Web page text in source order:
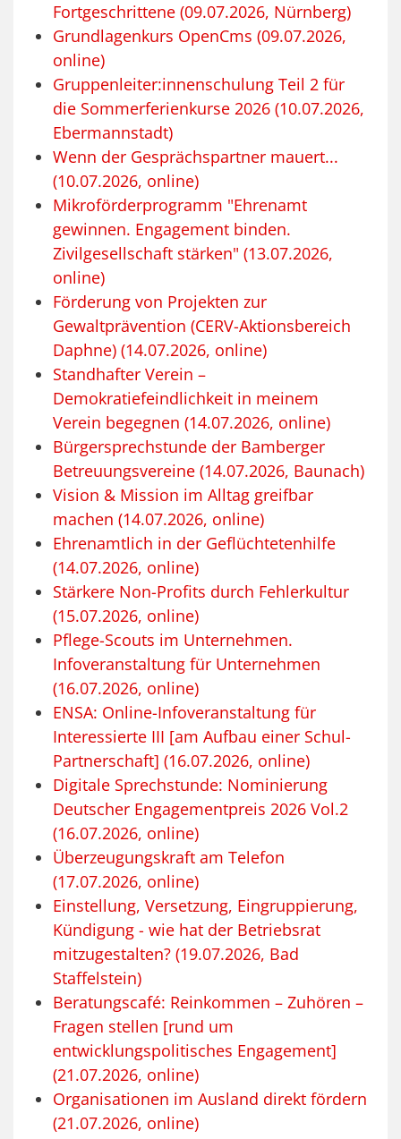
Fortgeschrittene (09.07.2026, Nürnberg)
Grundlagenkurs OpenCms (09.07.2026,
online)
Gruppenleiter:innenschulung Teil 2 für
die Sommerferienkurse 2026 (10.07.2026,
Ebermannstadt)
Wenn der Gesprächspartner mauert...
(10.07.2026, online)
Mikroförderprogramm "Ehrenamt
gewinnen. Engagement binden.
Zivilgesellschaft stärken" (13.07.2026,
online)
Förderung von Projekten zur
Gewaltprävention (CERV-Aktionsbereich
Daphne) (14.07.2026, online)
Standhafter Verein –
Demokratiefeindlichkeit in meinem
Verein begegnen (14.07.2026, online)
Bürgersprechstunde der Bamberger
Betreuungsvereine (14.07.2026, Baunach)
Vision & Mission im Alltag greifbar
machen (14.07.2026, online)
Ehrenamtlich in der Geflüchtetenhilfe
(14.07.2026, online)
Stärkere Non-Profits durch Fehlerkultur
(15.07.2026, online)
Pflege-Scouts im Unternehmen.
Infoveranstaltung für Unternehmen
(16.07.2026, online)
ENSA: Online-Infoveranstaltung für
Interessierte III [am Aufbau einer Schul-
Partnerschaft] (16.07.2026, online)
Digitale Sprechstunde: Nominierung
Deutscher Engagementpreis 2026 Vol.2
(16.07.2026, online)
Überzeugungskraft am Telefon
(17.07.2026, online)
Einstellung, Versetzung, Eingruppierung,
Kündigung - wie hat der Betriebsrat
mitzugestalten? (19.07.2026, Bad
Staffelstein)
Beratungscafé: Reinkommen – Zuhören –
Fragen stellen [rund um
entwicklungspolitisches Engagement]
(21.07.2026, online)
Organisationen im Ausland direkt fördern
(21.07.2026, online)